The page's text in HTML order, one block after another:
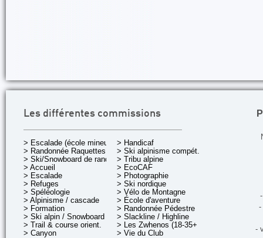
Les différentes commissions
> Escalade (école mineurs)
> Randonnée Raquettes
> Ski/Snowboard de rando.
> Accueil
> Escalade
> Refuges
> Spéléologie
> Alpinisme / cascade
> Formation
> Ski alpin / Snowboard
> Trail & course orient.
> Canyon
> Handicaf
> Ski alpinisme compét.
> Tribu alpine
> EcoCAF
> Photographie
> Ski nordique
> Vélo de Montagne
> École d'aventure
> Randonnée Pédestre
> Slackline / Highline
> Les Zwhenos (18-35+ ans)
> Vie du Club
-
-